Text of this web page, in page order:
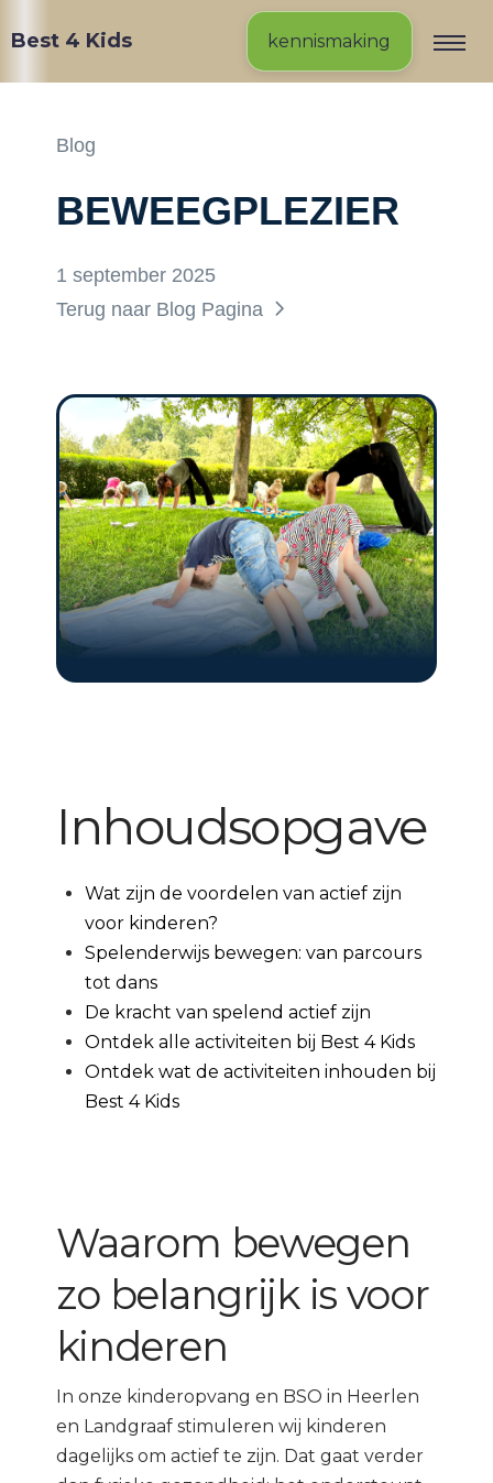
Best 4 Kids kennismaking
Blog
BEWEEGPLEZIER
1 september 2025
Terug naar Blog Pagina
Inhoudsopgave
Wat zijn de voordelen van actief zijn
voor kinderen?
Spelenderwijs bewegen: van parcours
tot dans
De kracht van spelend actief zijn
Ontdek alle activiteiten bij Best 4 Kids
Ontdek wat de activiteiten inhouden bij
Best 4 Kids
Waarom bewegen
zo belangrijk is voor
kinderen
In onze kinderopvang en BSO in Heerlen
en Landgraaf stimuleren wij kinderen
dagelijks om actief te zijn. Dat gaat verder